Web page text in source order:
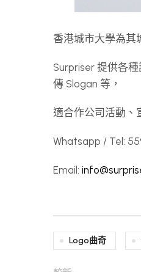
香港城市大學為其
Surpriser 提供各
傳 Slogan 等，
適合作公司活動、
Whatsapp / Tel:
Email:
Logo曲奇